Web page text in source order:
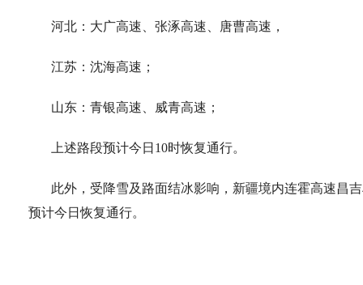
河北：大广高速、张涿高速、唐曹高速，
江苏：沈海高速；
山东：青银高速、威青高速；
上述路段预计今日10时恢复通行。
此外，受降雪及路面结冰影响，新疆境内连霍高速昌
预计今日恢复通行。